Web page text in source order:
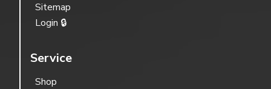
Sitemap
Login 🔒
Service
Shop